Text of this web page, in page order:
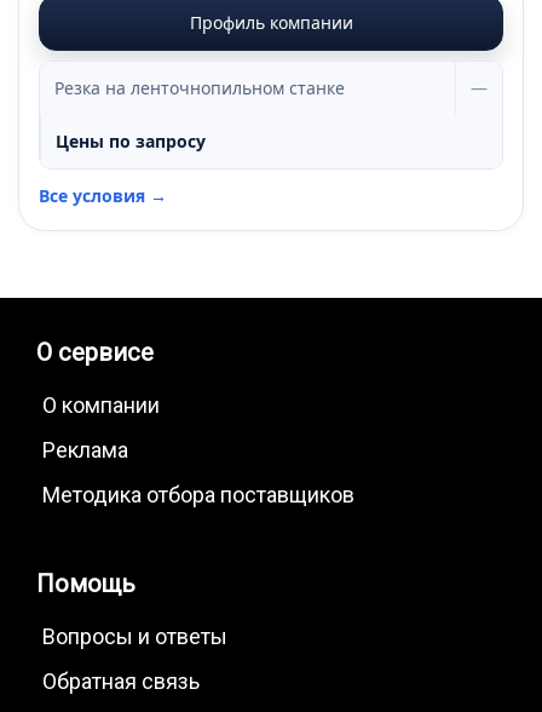
Профиль компании
Резка на ленточнопильном станке —
Цены по запросу
Все условия →
О сервисе
О компании
Реклама
Методика отбора поставщиков
Помощь
Вопросы и ответы
Обратная связь